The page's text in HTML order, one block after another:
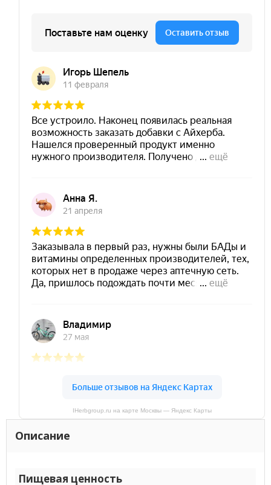
IHerbgroup.ru на карте Москвы — Яндекс Карты
Описание
Пищевая ценность